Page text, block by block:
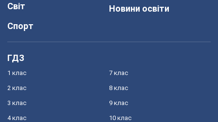
Світ
Спорт
Новини освіти
ГДЗ
1 клас
2 клас
3 клас
4 клас
7 клас
8 клас
9 клас
10 клас